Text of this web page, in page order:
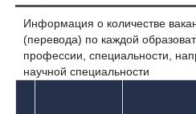
Информация о количестве
(перевода) по каждой
профессии, специальности,
научной специальности